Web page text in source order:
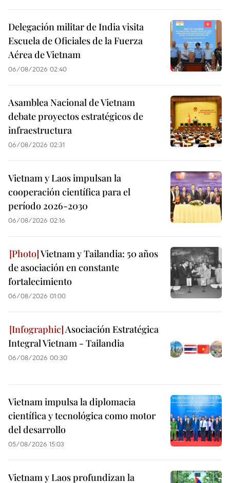
Delegación militar de India visita
Escuela de Oficiales de la Fuerza
Aérea de Vietnam
06/08/2026 02:40
Asamblea Nacional de Vietnam
debate proyectos estratégicos de
infraestructura
06/08/2026 02:31
Vietnam y Laos impulsan la
cooperación científica para el
período 2026-2030
06/08/2026 02:16
Vietnam y Tailandia: 50 años
de asociación en constante
fortalecimiento
06/08/2026 01:00
Asociación Estratégica
Integral Vietnam - Tailandia
06/08/2026 00:30
Vietnam impulsa la diplomacia
científica y tecnológica como motor
del desarrollo
05/08/2026 15:03
Vietnam y Laos profundizan la